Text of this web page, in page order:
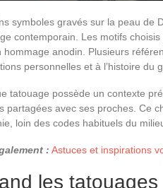
symboles gravés sur la peau de
contemporain. Les motifs
hommage anodin. Plusieurs
personnelles et à l’histoire du
tatouage possède un contexte
partagées avec ses proches. Ce
loin des codes habituels du
: Astuces et inspirations
les tatouages